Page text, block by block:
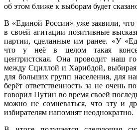
об этом ближе к выборам будет
В «Единой России» уже заявили, что
в своей агитации позитивные
партии, сделанные им ранее. «У
что у неё в целом такая
центристская. Она проводит наш
между Сциллой и Харибдой,
для больших групп населения, для
берёт ответственность за не очень
говорил Путин во время своей
можно не сомневаться, что эту и
избирателям напомнят неоднократно.